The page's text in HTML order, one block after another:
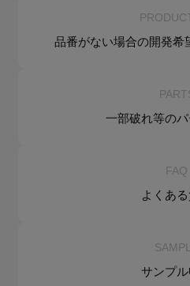
品番がない場合の開発希
一部破れ等の
FAQ
よくあ
サンプ